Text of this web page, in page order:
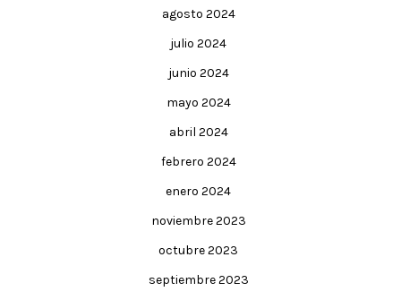
agosto 2024
julio 2024
junio 2024
mayo 2024
abril 2024
febrero 2024
enero 2024
noviembre 2023
octubre 2023
septiembre 2023